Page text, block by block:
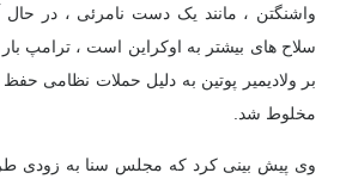
واشنگتن ، مانند یک دست نامرئی ، در حال
سلاح های بیشتر به اوکراین است ، ترامپ
بر ولادیمیر پوتین به دلیل حملات نظامی حفظ
مخلوط شد.
وی پیش بینی کرد که مجلس سنا به زودی